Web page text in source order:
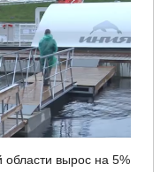
области вырос на 5%